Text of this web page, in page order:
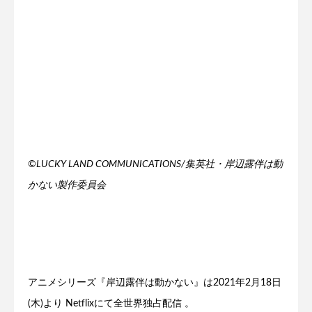
©LUCKY LAND COMMUNICATIONS/集英社・岸辺露伴は動
かない製作委員会
アニメシリーズ『岸辺露伴は動かない』は2021年2月18日
(木)より Netflixにて全世界独占配信 。